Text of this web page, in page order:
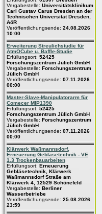
Vergabestelle: Universitätsklinikum
Carl Gustav Carus Dresden an der
Technischen Universität Dresden,
AöR
Veröffentlichungsende: 24.08.2026
10:00
Erweiterung Streulichstudie für
AtmOCube u. Baffle-Studie
Erfüllungsort: 52425
Forschungszentrum Jülich GmbH
Vergabestelle: Forschungszentrum
Jülich GmbH
Veröffentlichungsende: 07.11.2026
00:00
Master-Slave-Manipulatorarm für
Comecer MIP1390
Erfüllungsort: 52425
Forschungszentrum Jülich GmbH
Vergabestelle: Forschungszentrum
Jülich GmbH
Veröffentlichungsende: 07.11.2026
00:00
Klärwerk Waßmannsdorf,
Erneuerung Gebläsetechnik - VE
1.3 Trockenbauarbeiten
Erfüllungsort: Erneuerung
Gebläsetechnik, Klärwerk
Waßmannsdorf Straße am
Klärwerk 4, 12529 Schönefeld
Vergabestelle: Berliner
Wasserbetriebe
Veröffentlichungsende: 25.08.2026
23:59